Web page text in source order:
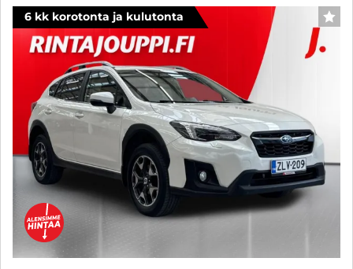
6 kk korotonta ja kulutonta